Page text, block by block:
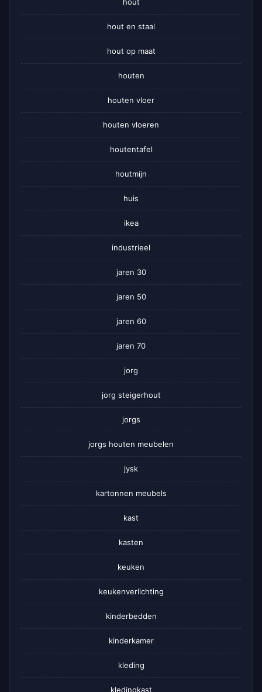
hout en staal
hout op maat
houten
houten vloer
houten vloeren
houtentafel
houtmijn
huis
ikea
industrieel
jaren 30
jaren 50
jaren 60
jaren 70
jorg
jorg steigerhout
jorgs
jorgs houten meubelen
jysk
kartonnen meubels
kast
kasten
keuken
keukenverlichting
kinderbedden
kinderkamer
kleding
kledingkast